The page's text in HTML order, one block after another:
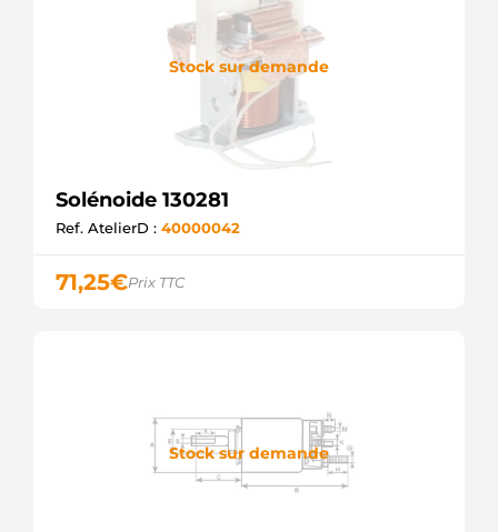
Stock sur demande
Solénoide 130281
Ref. AtelierD : 40000042
71,25€Prix TTC
Stock sur demande